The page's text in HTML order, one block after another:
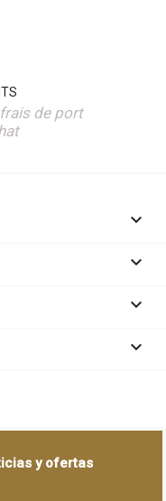
de port




y ofertas